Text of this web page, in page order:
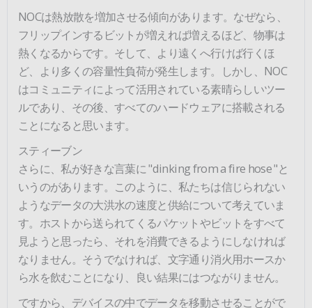
NOCは熱放散を増加させる傾向があります。なぜなら、
フリップインするビットが増えれば増えるほど、物事は
熱くなるからです。そして、より遠くへ行けば行くほ
ど、より多くの容量性負荷が発生します。しかし、NOC
はコミュニティによって活用されている素晴らしいツー
ルであり、その後、すべてのハードウェアに搭載される
ことになると思います。
スティーブン
さらに、私が好きな言葉に "dinking from a fire hose "と
いうのがあります。このように、私たちは信じられない
ようなデータの大洪水の速度と供給について考えていま
す。ホストから送られてくるパケットやビットをすべて
見ようと思ったら、それを消費できるようにしなければ
なりません。そうでなければ、文字通り消火用ホースか
ら水を飲むことになり、良い結果にはつながりません。
ですから、デバイスの中でデータを移動させることがで